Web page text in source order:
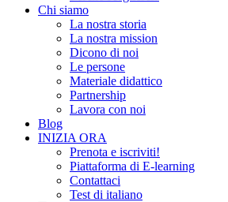
Chi siamo
La nostra storia
La nostra mission
Dicono di noi
Le persone
Materiale didattico
Partnership
Lavora con noi
Blog
INIZIA ORA
Prenota e iscriviti!
Piattaforma di E-learning
Contattaci
Test di italiano